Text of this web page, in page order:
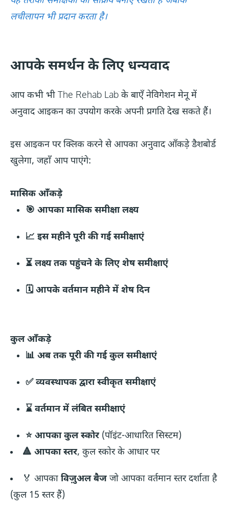
लचीलापन भी प्रदान करता है।
आपके समर्थन के लिए धन्यवाद
आप कभी भी The Rehab Lab के बाएँ नेविगेशन मेनू में
अनुवाद आइकन का उपयोग करके अपनी प्रगति देख सकते हैं।
इस आइकन पर क्लिक करने से आपका अनुवाद आँकड़े डैशबोर्ड
खुलेगा, जहाँ आप पाएंगे:
मासिक आँकड़े
🎯 आपका मासिक समीक्षा लक्ष्य
📈 इस महीने पूरी की गई समीक्षाएं
⏳ लक्ष्य तक पहुंचने के लिए शेष समीक्षाएं
🗓️ आपके वर्तमान महीने में शेष दिन
कुल आँकड़े
📊 अब तक पूरी की गई कुल समीक्षाएं
✅ व्यवस्थापक द्वारा स्वीकृत समीक्षाएं
⌛ वर्तमान में लंबित समीक्षाएं
⭐ आपका कुल स्कोर(पॉइंट-आधारित सिस्टम)
🔺 आपका स्तर, कुल स्कोर के आधार पर
🏅 आपकाविज़ुअल बैज जो आपका वर्तमान स्तर दर्शाता है
(कुल 15 स्तर हैं)